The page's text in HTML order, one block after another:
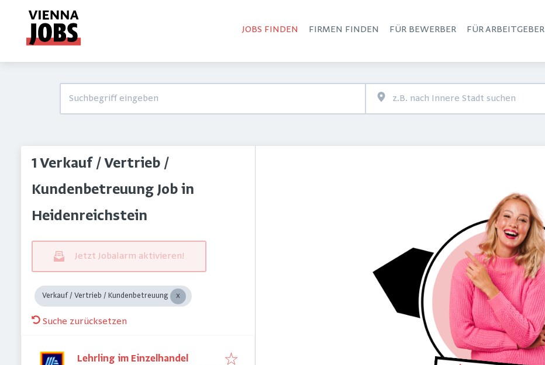
JOBS FINDEN FIRMEN FINDEN FÜR BEWERBER FÜR ARBEITGEBER
1 Verkauf / Vertrieb /
Kundenbetreuung Job in
Heidenreichstein
Jetzt Jobalarm aktivieren!
Verkauf / Vertrieb / Kundenbetreuung
Suche zurücksetzen
Lehrling im Einzelhandel